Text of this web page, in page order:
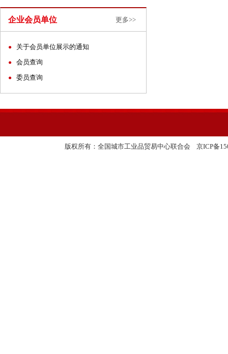
企业会员单位 更多>>
● 关于会员单位展示的通知
● 会员查询
● 委员查询
版权所有：全国城市工业品贸易中心联合会 京ICP备